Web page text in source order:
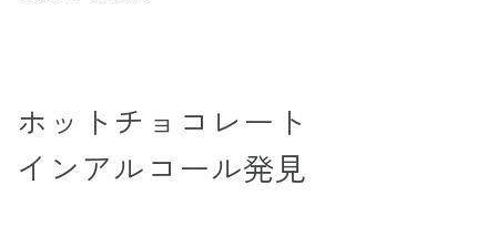
ホットチョコレート
インアルコール発見